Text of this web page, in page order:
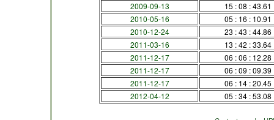
2009-09-13
15 : 08 : 43.61
2010-05-16
05 : 16 : 10.91
2010-12-24
23 : 43 : 44.86
2011-03-16
13 : 42 : 33.64
2011-12-17
06 : 06 : 12.28
2011-12-17
06 : 09 : 09.39
2011-12-17
06 : 14 : 20.45
2012-04-12
05 : 34 : 53.08